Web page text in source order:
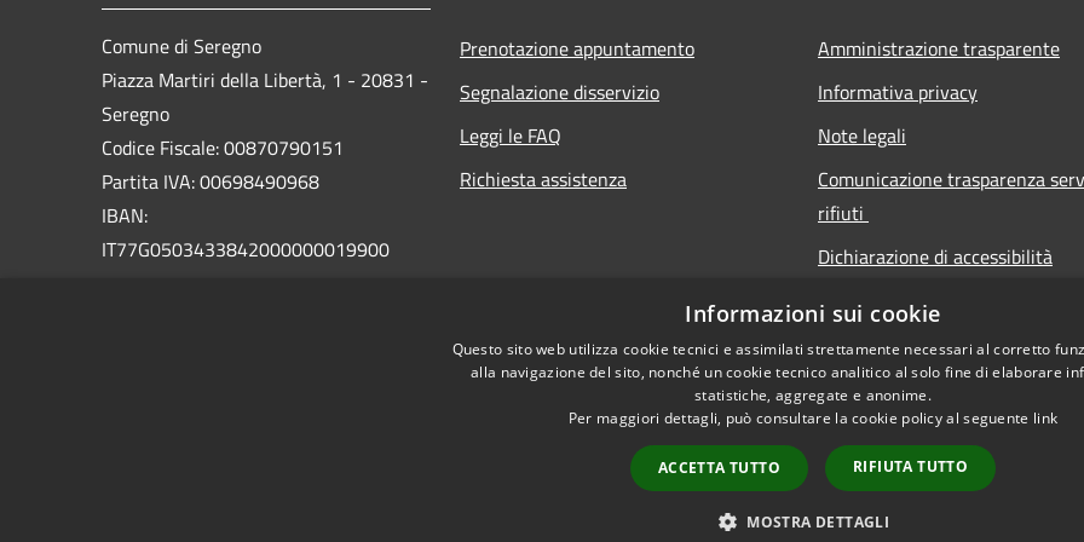
Comune di Seregno
Piazza Martiri della Libertà, 1 - 20831 -
Seregno
Codice Fiscale: 00870790151
Partita IVA: 00698490968
IBAN:
IT77G0503433842000000019900
Prenotazione appuntamento
Segnalazione disservizio
Leggi le FAQ
Richiesta assistenza
Amministrazione trasparente
Informativa privacy
Note legali
Comunicazione trasparenza
rifiuti
Dichiarazione di accessibilità
Copyright © 2026 • Città
Informazioni sui cookie
Questo sito web utilizza cookie tecnici e assimilati strettamente necessari al corretto
alla navigazione del sito, nonché un cookie tecnico analitico al solo fine di elaborare
statistiche, aggregate e anonime.
Per maggiori dettagli, può consultare la cookie policy al seguente link
ACCETTA TUTTO RIFIUTA TUTTO
MOSTRA DETTAGLI